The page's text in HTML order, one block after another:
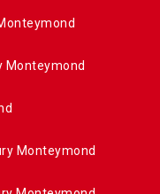
Monteymond
Monteymond